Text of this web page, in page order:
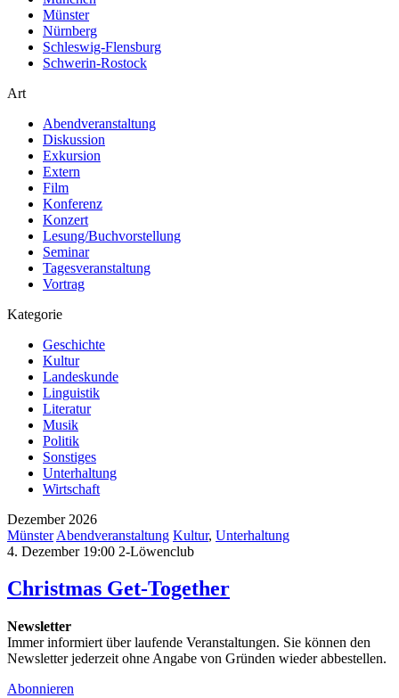
Münster
Nürnberg
Schleswig-Flensburg
Schwerin-Rostock
Art
Abendveranstaltung
Diskussion
Exkursion
Extern
Film
Konferenz
Konzert
Lesung/Buchvorstellung
Seminar
Tagesveranstaltung
Vortrag
Kategorie
Geschichte
Kultur
Landeskunde
Linguistik
Literatur
Musik
Politik
Sonstiges
Unterhaltung
Wirtschaft
Dezember 2026
Münster Abendveranstaltung Kultur, Unterhaltung
4. Dezember 19:00 2-Löwenclub
Christmas Get-Together
Newsletter
Immer informiert über laufende Veranstaltungen. Sie können den
Newsletter jederzeit ohne Angabe von Gründen wieder abbestellen.
Abonnieren